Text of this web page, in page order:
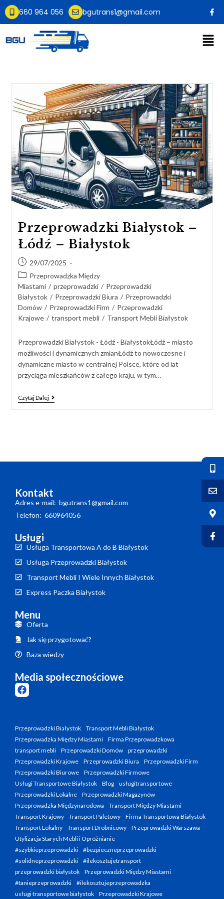
660 964 056 bgutrans1@gmail.com
Przeprowadzki Białystok –
Łódź – Białystok
29/07/2025
Przeprowadzka Między
Miastami / przeprowadzki / Przeprowadzki
Białystok / Przeprowadzki Biura / Przeprowadzki
Domów / Przeprowadzki Firm / Przeprowadzki
Krajowe / transport mebli / Transport Mebli Białystok
Przeprowadzki Białystok - Łódź - BiałystokŁódź – miasto
możliwości i dynamicznych zmianŁódź to nowoczesne i
dynamiczne miasto w centralnej Polsce, które od lat
przyciąga mieszkańców z całego kraju, w tym…
Czytaj Dalej
Kontakt
Adres e-mail: bgutrans1@gmail.com
Telefon: 660964056
Usługi
Usługa Transportowa A do B Białystok
Usługa Przeprowadzki Białystok
Transport Mebli I Wiele Innych Białystok
Express Paczka Białystok
Menu
Oferta
Jak się przygotować?
Baza wiedzy
Media społecznościowe
Przeprowadzki Białystok
Transport Mebli Białystok
Przeprowadzka Między Miastami
Firma Przeprowadzkowa
transport mebli
Przeprowadzki Domów
przeprowadzki
Przeprowadzki Krajowe
Przeprowadzki Biura
Przeprowadzki Firm
Przeprowadzki Biurowe
Przeprowadzki Firmowe
Usługi Transportowe Białystok
Blog
usługitransportowe
Przeprowadzki Lokalne
Przeprowadzki Magazynów
Przeprowadzka Międzynarodowa
Transport Między Miastami
Transport Krajowy
Transport Paletowy
Firma Transportowa Białystok
Transport Lokalny
Transport Drobnicowy
Przeprowadzki Warszawa
Utylizacja Starych Mebli i Opróżnianie
#szybkieprzeprowadzki
#bezpieczneprzeprowadzki
#solidneprzeprowadzki
#ilekosztujetransport
przeprowadzki białystok
Przeprowadzki Między Miastami
#tanieprzeprowadzki
#ilekosztujeprzeprowadzka
usługi transportowe białystok
Przeprowadzki Krajowe